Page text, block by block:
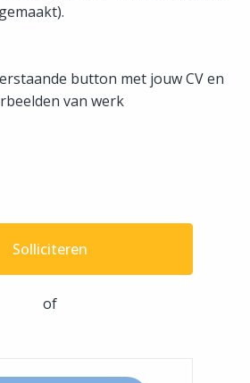
button met jouw CV en
van werk
Solliciteren
of